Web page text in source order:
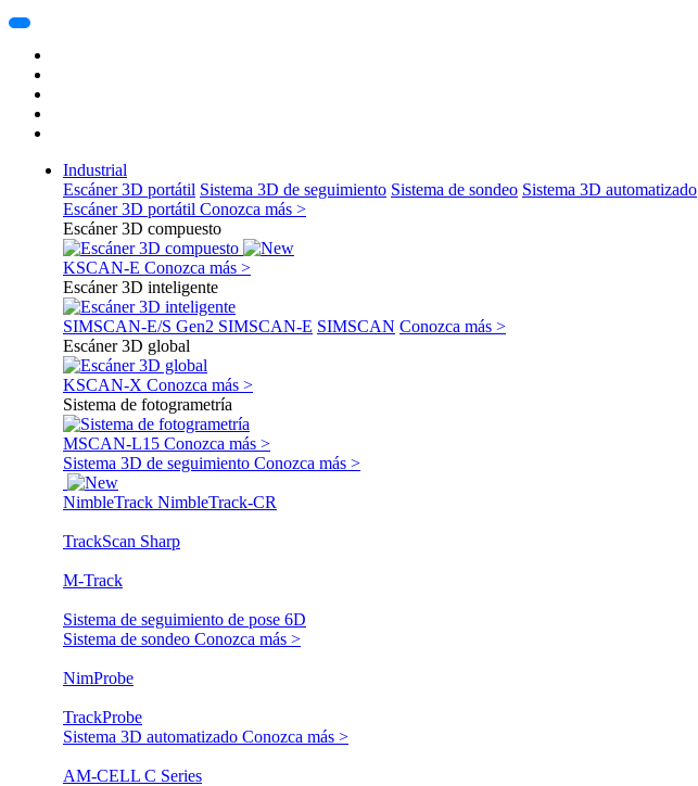
Industrial
Escáner 3D portátil Sistema 3D de seguimiento Sistema de sondeo Sistema 3D automatizado
Escáner 3D portátil Conozca más >
Escáner 3D compuesto
KSCAN-E Conozca más >
Escáner 3D inteligente
SIMSCAN-E/S Gen2 SIMSCAN-E SIMSCAN Conozca más >
Escáner 3D global
KSCAN-X Conozca más >
Sistema de fotogrametría
MSCAN-L15 Conozca más >
Sistema 3D de seguimiento Conozca más >
NimbleTrack NimbleTrack-CR
TrackScan Sharp
M-Track
Sistema de seguimiento de pose 6D
Sistema de sondeo Conozca más >
NimProbe
TrackProbe
Sistema 3D automatizado Conozca más >
AM-CELL C Series